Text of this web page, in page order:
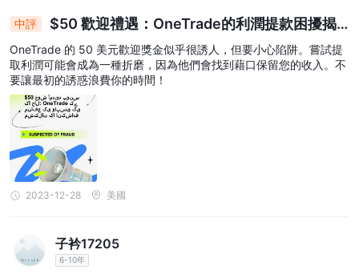
存款和提款
根据监管要求，可以通过与OneTrade账户持有人同名的银行电汇方
式进行存款。此外，还有通过Skrill、信用卡或借记卡进行资金转账
的有限选择。由于卡存款受限制，此方法主要适用于紧急存款。
最低帳戶存款也是一個有利條件，開戶的初始存款金額為100美元。
提款将按照规定使用与存款相同的方式进行处理。通过卡片提款只能
在存款后的30天内提款到同一张卡片，提款金额限制为存款金额，
无附加费用。
客户支持
support@onetrade.com与他们联系。他们负责响应的支持团队随
中評
$50 歡迎禮遇：OneTrade的利潤提款困擾揭
示
OneTrade 的 50 美元歡迎獎金似乎很誘人，但要小心陷阱。嘗試提
取利潤可能會成為一種折磨，因為他們會找到藉口保留您的收入。不
要讓最初的誘惑浪費你的時間！
2023-12-28 美國
子衿17205
6-10年